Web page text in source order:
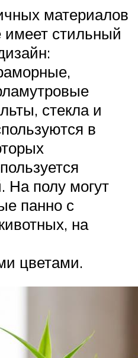
материалов
имеет стильный
стекла и
в
На полу могут
панно с
на
цветами.